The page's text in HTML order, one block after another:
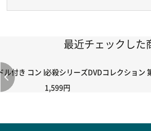
最近チェックした
付き コントローラー＆ポイント切り替え
必殺シリーズDVDコレクション
1,599円